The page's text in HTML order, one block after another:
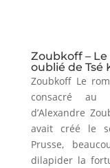
Zoubkoff –
oublié de Tsé
Zoubkoff Le
consacré au
d’Alexandre
avait créé le
Prusse,
dilapider la